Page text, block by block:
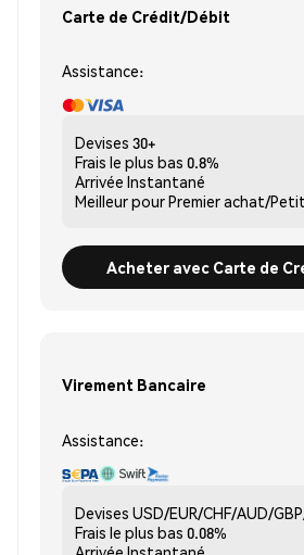
Carte de Crédit/Débit
Assistance:
Devises 30+
Frais le plus bas 0.8%
Arrivée Instantané
Meilleur pourPremier achat/
Acheter avec Carte de
Virement Bancaire
Assistance:
Devises USD/EUR/CHF/AUD/
Frais le plus bas 0.08%